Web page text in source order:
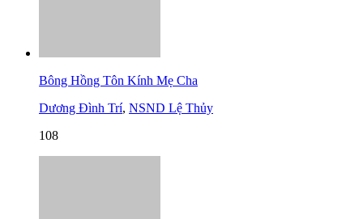
Bông Hồng Tôn Kính Mẹ Cha
Dương Đình Trí, NSND Lệ Thủy
108